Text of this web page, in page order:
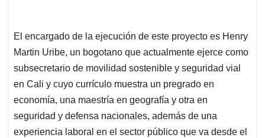
El encargado de la ejecución de este proyecto es Henry
Martin Uribe, un bogotano que actualmente ejerce como
subsecretario de movilidad sostenible y seguridad vial
en Cali y cuyo currículo muestra un pregrado en
economía, una maestría en geografía y otra en
seguridad y defensa nacionales, además de una
experiencia laboral en el sector público que va desde el